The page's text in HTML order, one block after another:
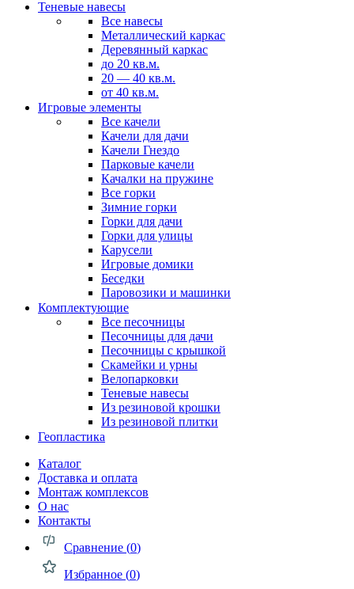
Теневые навесы
Все навесы
Металлический каркас
Деревянный каркас
до 20 кв.м.
20 — 40 кв.м.
от 40 кв.м.
Игровые элементы
Все качели
Качели для дачи
Качели Гнездо
Парковые качели
Качалки на пружине
Все горки
Зимние горки
Горки для дачи
Горки для улицы
Карусели
Игровые домики
Беседки
Паровозики и машинки
Комплектующие
Все песочницы
Песочницы для дачи
Песочницы с крышкой
Скамейки и урны
Велопарковки
Теневые навесы
Из резиновой крошки
Из резиновой плитки
Геопластика
Каталог
Доставка и оплата
Монтаж комплексов
О нас
Контакты
Сравнение (0)
Избранное (0)